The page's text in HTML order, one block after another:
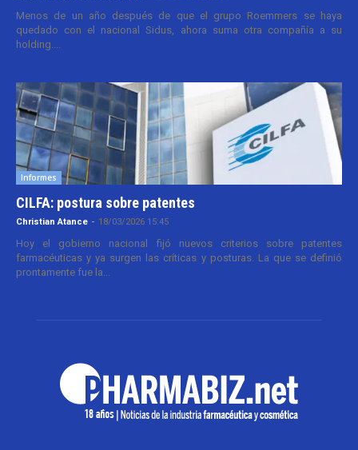
Menos de un año después de que el grupo Roemmers se haya
quedado con el nacional Sidus, ahora suma otra compañía a su
holding....
Informes
CILFA: postura sobre patentes
Christian Atance - 18/03/2026 15:45
Hoy el gobierno nacional fijó nuevos criterios sobre patentes
farmacéuticas y ya surgen las críticas y posturas. La que se definió
prontamente fue la...